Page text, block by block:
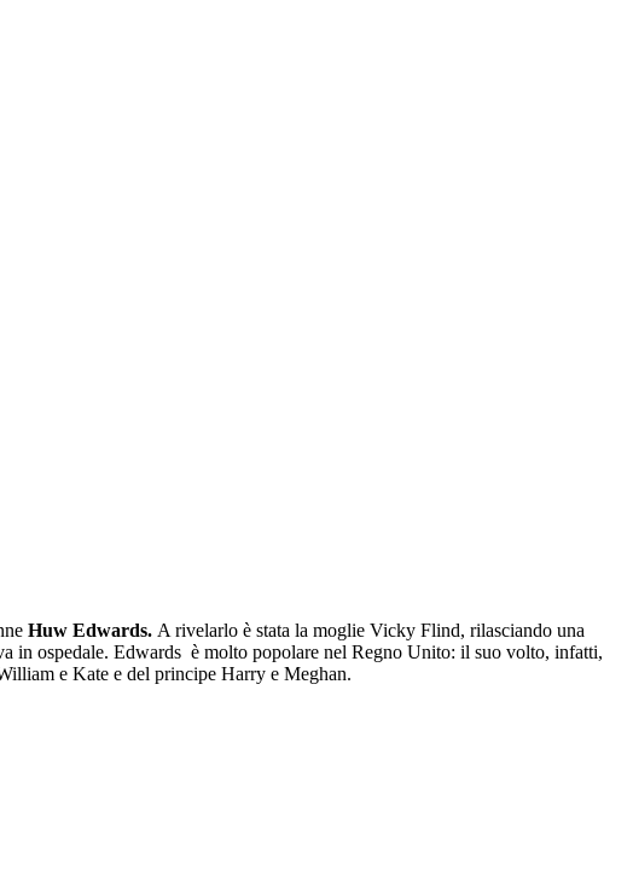
Huw Edwards. A rivelarlo è stata la moglie Vicky Flind, rilasciando una
in ospedale. Edwards è molto popolare nel Regno Unito: il suo volto, infatti,
e Kate e del principe Harry e Meghan.